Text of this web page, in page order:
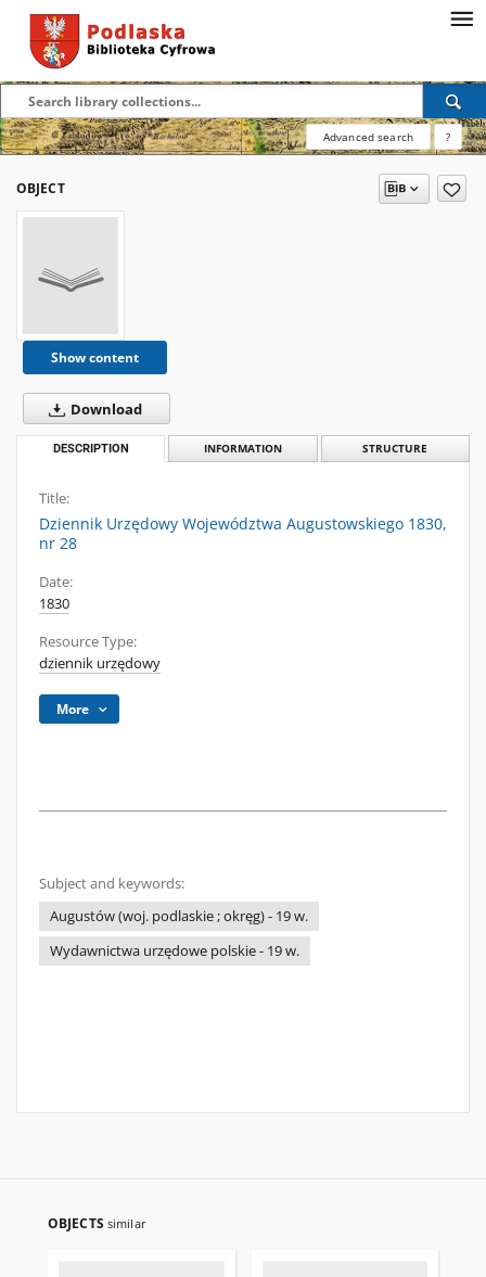
Advanced search ?
OBJECT
Show content
Download
DESCRIPTION INFORMATION STRUCTURE
Title:
Dziennik Urzędowy Województwa Augustowskiego 1830,
nr 28
Date:
1830
Resource Type:
dziennik urzędowy
More
Subject and keywords:
Augustów (woj. podlaskie ; okręg) - 19 w.
Wydawnictwa urzędowe polskie - 19 w.
OBJECTS similar